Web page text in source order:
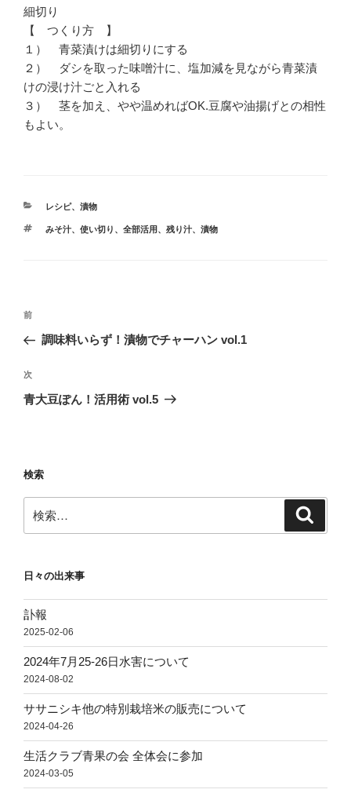
細切り
【 つくり方 】
１） 青菜漬けは細切りにする
２） ダシを取った味噌汁に、塩加減を見ながら青菜漬
けの浸け汁ごと入れる
３） 茎を加え、やや温めればOK.豆腐や油揚げとの相性
もよい。
カ
ゴ
レシピ、 漬物
タ
みそ汁、 使い切り 、 全部活用 、 残り汁、 漬物
投
ナ
ビ
ゲ
ン
前
の
稿
前
調味料いらず！漬物でチャーハン vol.1
次
の
次
青大豆ぽん！活用術 vol.5
検索
索:
日々の出来事
訃報
2025-02-06
2024年7月25-26日水害について
2024-08-02
ササニシキ他の特別栽培米の販売について
2024-04-26
生活クラブ青果の会 全体会に参加
2024-03-05